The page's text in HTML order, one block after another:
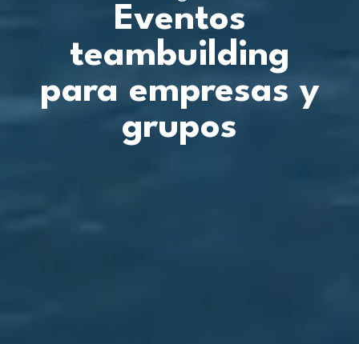
Eventos
teambuilding
para empresas y
grupos